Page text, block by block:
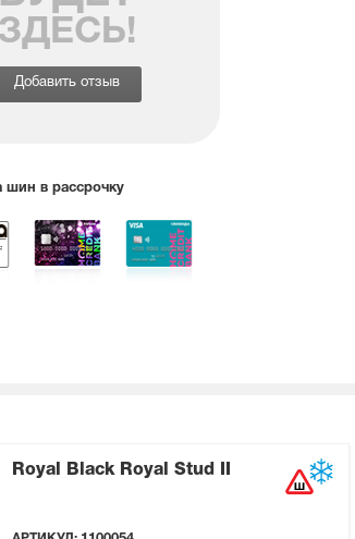
ЗДЕСЬ!
Добавить отзыв
шин в рассрочку
Royal Black Royal Stud II